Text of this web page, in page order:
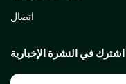
اتصال
اشترك في النشرة الإخبارية